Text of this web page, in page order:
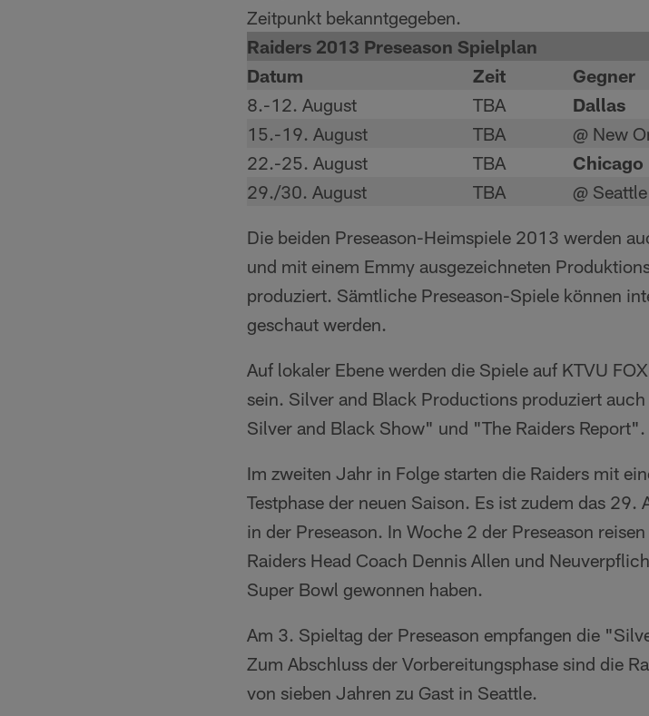
Zeitpunkt bekanntgegeben.
Raiders 2013 Preseason Spielplan
Datum
Zeit Gegner
8.-12. August
TBA Dallas
15.-19. August
TBA @ New
22.-25. August
TBA Chicago
29./30. August
TBA @ Seattle
Die beiden Preseason-Heimspiele 2013 werden
und mit einem Emmy ausgezeichneten
produziert. Sämtliche Preseason-Spiele können
geschaut werden.
Auf lokaler Ebene werden die Spiele auf KTVU
sein. Silver and Black Productions produziert
Silver and Black Show" und "The Raiders Report".
Im zweiten Jahr in Folge starten die Raiders mit
Testphase der neuen Saison. Es ist zudem das
in der Preseason. In Woche 2 der Preseason
Raiders Head Coach Dennis Allen und
Super Bowl gewonnen haben.
Am 3. Spieltag der Preseason empfangen die
Zum Abschluss der Vorbereitungsphase sind die
von sieben Jahren zu Gast in Seattle.